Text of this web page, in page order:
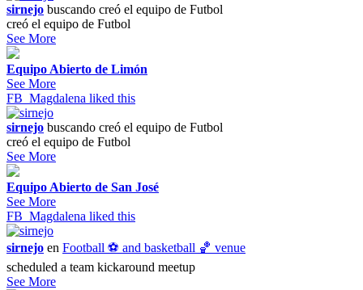
sirnejo buscando creó el equipo de Futbol
creó el equipo de Futbol
See More
Equipo Abierto de Limón
See More
FB_Magdalena liked this
sirnejo buscando creó el equipo de Futbol
creó el equipo de Futbol
See More
Equipo Abierto de San José
See More
FB_Magdalena liked this
sirnejo en Football ⚽️ and basketball 🏀 venue
scheduled a team kickaround meetup
See More